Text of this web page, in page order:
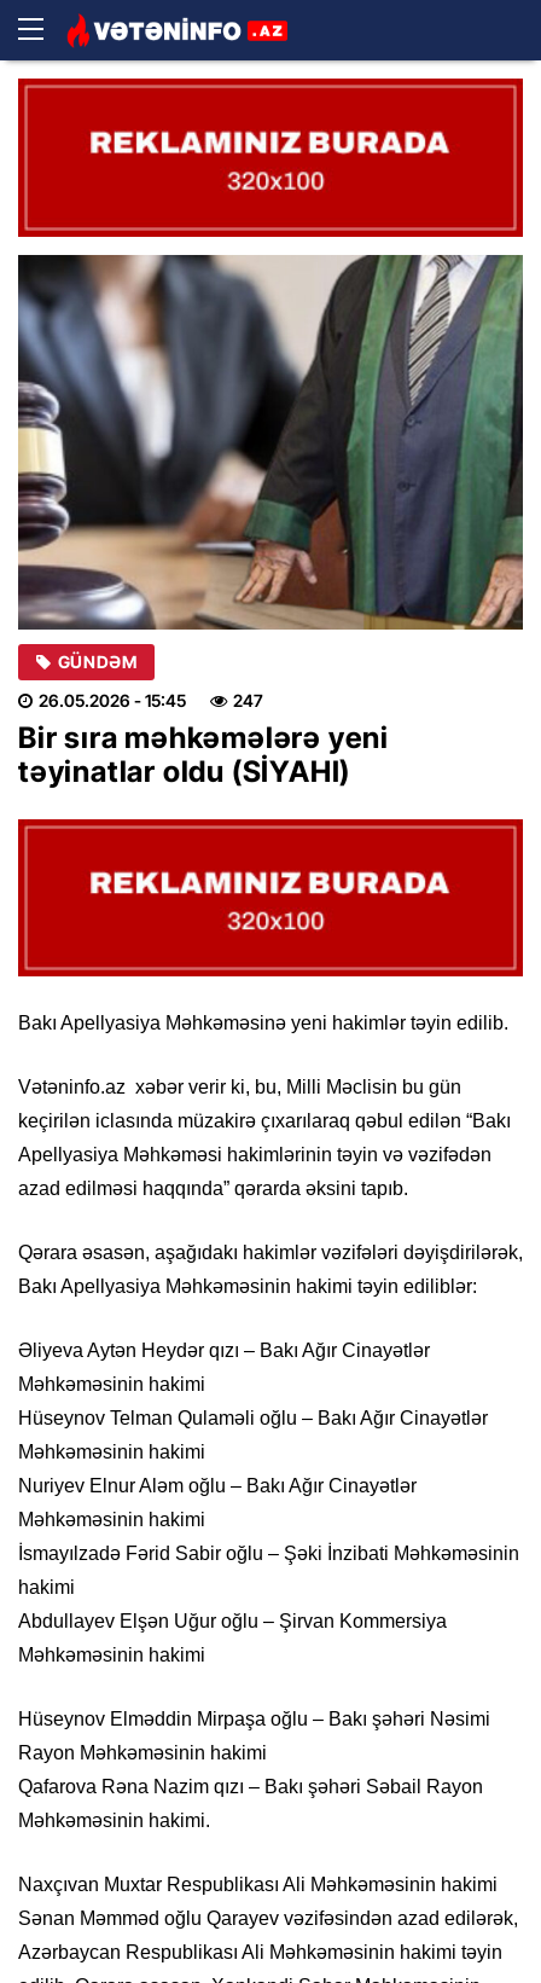
GÜNDƏM
26.05.2026 - 15:45 247
Bir sıra məhkəmələrə yeni
təyinatlar oldu (SİYAHI)
Bakı Apellyasiya Məhkəməsinə yeni hakimlər təyin edilib.
Vətəninfo.az xəbər verir ki, bu, Milli Məclisin bu gün
keçirilən iclasında müzakirə çıxarılaraq qəbul edilən “Bakı
Apellyasiya Məhkəməsi hakimlərinin təyin və vəzifədən
azad edilməsi haqqında” qərarda əksini tapıb.
Qərara əsasən, aşağıdakı hakimlər vəzifələri dəyişdirilərək,
Bakı Apellyasiya Məhkəməsinin hakimi təyin ediliblər:
Əliyeva Aytən Heydər qızı – Bakı Ağır Cinayətlər
Məhkəməsinin hakimi
Hüseynov Telman Qulaməli oğlu – Bakı Ağır Cinayətlər
Məhkəməsinin hakimi
Nuriyev Elnur Aləm oğlu – Bakı Ağır Cinayətlər
Məhkəməsinin hakimi
İsmayılzadə Fərid Sabir oğlu – Şəki İnzibati Məhkəməsinin
hakimi
Abdullayev Elşən Uğur oğlu – Şirvan Kommersiya
Məhkəməsinin hakimi
Hüseynov Elməddin Mirpaşa oğlu – Bakı şəhəri Nəsimi
Rayon Məhkəməsinin hakimi
Qafarova Rəna Nazim qızı – Bakı şəhəri Səbail Rayon
Məhkəməsinin hakimi.
Naxçıvan Muxtar Respublikası Ali Məhkəməsinin hakimi
Sənan Məmməd oğlu Qarayev vəzifəsindən azad edilərək,
Azərbaycan Respublikası Ali Məhkəməsinin hakimi təyin